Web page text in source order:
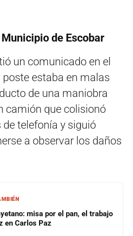
de Escobar
un comunicado en el
poste estaba en malas
de una maniobra
camión que colisionó
telefonía y siguió
a observar los daños
misa por el pan, el trabajo
en Carlos Paz